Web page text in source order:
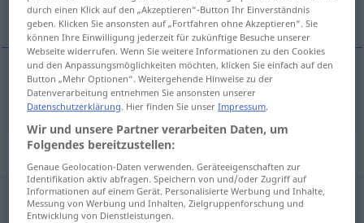
Boden-Fliese
(Boden-)Fliesef baldosa
Synonyme für "baldosa"
mosaico,baldosín,alicatado,azulejo,cerámica,
durch einen Klick auf den „Akzeptieren“-Button Ihr Einverständnis
geben. Klicken Sie ansonsten auf „Fortfahren ohne Akzeptieren“. Sie
können Ihre Einwilligung jederzeit für zukünftige Besuche unserer
Webseite widerrufen. Wenn Sie weitere Informationen zu den Cookies
und den Anpassungsmöglichkeiten möchten, klicken Sie einfach auf den
Button „Mehr Optionen“. Weitergehende Hinweise zu der
Datenverarbeitung entnehmen Sie ansonsten unserer
Datenschutzerklärung. Hier finden Sie unserImpressum.
Wir und unsere Partner verarbeiten Daten, um
Folgendes bereitzustellen:
Genaue Geolocation-Daten verwenden. Geräteeigenschaften zur
Identifikation aktiv abfragen. Speichern von und/oder Zugriff auf
Informationen auf einem Gerät. Personalisierte Werbung und Inhalte,
Messung von Werbung und Inhalten, Zielgruppenforschung und
Entwicklung von Dienstleistungen.